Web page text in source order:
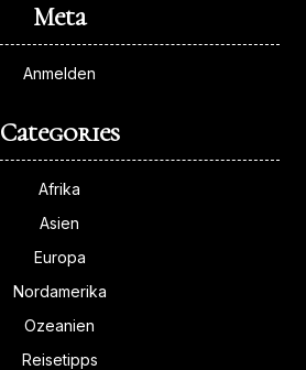
Meta
Anmelden
Categories
Afrika
Asien
Europa
Nordamerika
Ozeanien
Reisetipps